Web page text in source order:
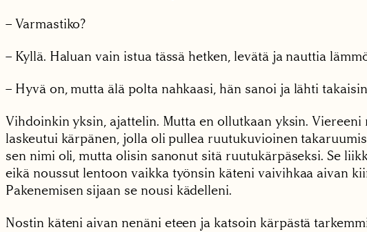
– Varmastiko?
– Kyllä. Haluan vain istua tässä hetken, levätä ja nauttia
– Hyvä on, mutta älä polta nahkaasi, hän sanoi ja lähti
Vihdoinkin yksin, ajattelin. Mutta en ollutkaan yksin. Viereeni
laskeutui kärpänen, jolla oli pullea ruutukuvioinen
sen nimi oli, mutta olisin sanonut sitä ruutukärpäseksi. Se
eikä noussut lentoon vaikka työnsin käteni vaivihkaa aivan
Pakenemisen sijaan se nousi kädelleni.
Nostin käteni aivan nenäni eteen ja katsoin kärpästä